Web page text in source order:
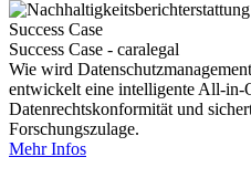
Success Case
Success Case - caralegal
Wie wird
entwickelt eine intelligente All-in-
Datenrechtskonformität und
Forschungszulage.
Mehr Infos